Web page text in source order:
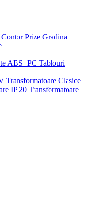
ContorPrize Gradina
ABS+PC Tablouri
Transformatoare Clasice
IP 20 Transformatoare